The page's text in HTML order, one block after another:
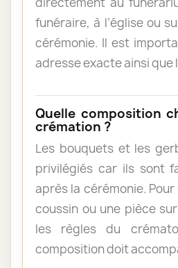
funéraire, à l’église ou
cérémonie. Il est
adresse exacte ainsi que
Quelle composition
crémation ?
Les bouquets et les
privilégiés car ils sont
après la cérémonie.
coussin ou une pièce
les règles du
composition doit